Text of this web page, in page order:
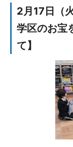
2月17日（
学区のお宝
て】